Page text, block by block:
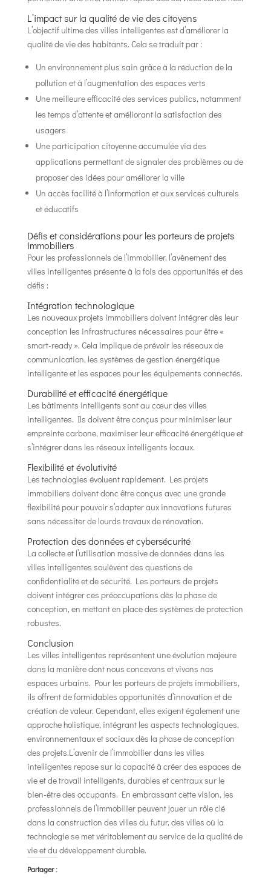
L’impact sur la qualité de vie des citoyens
L’objectif ultime des villes intelligentes est d’améliorer la
qualité de vie des habitants. Cela se traduit par :
Un environnement plus sain grâce à la réduction de la
pollution et à l’augmentation des espaces verts
Une meilleure efficacité des services publics, notamment
les temps d’attente et améliorant la satisfaction des
usagers
Une participation citoyenne accumulée via des
applications permettant de signaler des problèmes ou de
proposer des idées pour améliorer la ville
Un accès facilité à l’information et aux services culturels
et éducatifs
Défis et considérations pour les porteurs de projets
immobiliers
Pour les professionnels de l’immobilier, l’avènement des
villes intelligentes présente à la fois des opportunités et des
défis :
Intégration technologique
Les nouveaux projets immobiliers doivent intégrer dès leur
conception les infrastructures nécessaires pour être «
smart-ready ». Cela implique de prévoir les réseaux de
communication, les systèmes de gestion énergétique
intelligente et les espaces pour les équipements connectés.
Durabilité et efficacité énergétique
Les bâtiments intelligents sont au cœur des villes
intelligentes. Ils doivent être conçus pour minimiser leur
empreinte carbone, maximiser leur efficacité énergétique et
s’intégrer dans les réseaux intelligents locaux.
Flexibilité et évolutivité
Les technologies évoluent rapidement. Les projets
immobiliers doivent donc être conçus avec une grande
flexibilité pour pouvoir s’adapter aux innovations futures
sans nécessiter de lourds travaux de rénovation.
Protection des données et cybersécurité
La collecte et l’utilisation massive de données dans les
villes intelligentes soulèvent des questions de
confidentialité et de sécurité. Les porteurs de projets
doivent intégrer ces préoccupations dès la phase de
conception, en mettant en place des systèmes de protection
robustes.
Conclusion
Les villes intelligentes représentent une évolution majeure
dans la manière dont nous concevons et vivons nos
espaces urbains. Pour les porteurs de projets immobiliers,
ils offrent de formidables opportunités d’innovation et de
création de valeur. Cependant, elles exigent également une
approche holistique, intégrant les aspects technologiques,
environnementaux et sociaux dès la phase de conception
des projets.L’avenir de l’immobilier dans les villes
intelligentes repose sur la capacité à créer des espaces de
vie et de travail intelligents, durables et centraux sur le
bien-être des occupants. En embrassant cette vision, les
professionnels de l’immobilier peuvent jouer un rôle clé
dans la construction des villes du futur, des villes où la
technologie se met véritablement au service de la qualité de
vie et du développement durable.
Partager :